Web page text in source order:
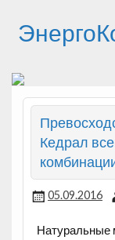
Кедрал
05.09.2016
Натуральные